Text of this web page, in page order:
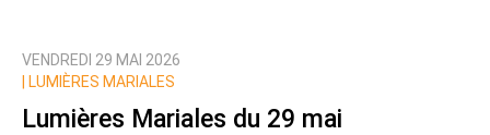
VENDREDI 29 MAI 2026
LUMIÈRES MARIALES
Lumières Mariales du 29 mai